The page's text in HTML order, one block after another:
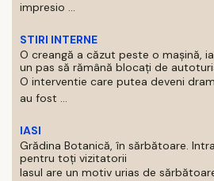
impresio ...
STIRI INTERNE
O creangă a căzut peste o mașină,
un pas să rămână blocați de
O interventie care putea deveni
au fost ...
IASI
Grădina Botanică, în sărbătoare.
pentru toți vizitatorii
Iasul are un motiv urias de